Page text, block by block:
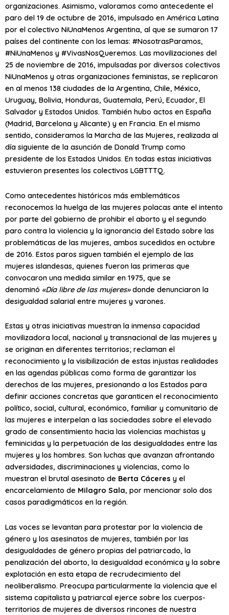
organizaciones. Asimismo, valoramos como antecedente el
paro del 19 de octubre de 2016, impulsado en América Latina
por el colectivo NiUnaMenos Argentina, al que se sumaron 17
países del continente con los lemas: #NosotrasParamos,
#NiUnaMenos y #VivasNosQueremos. Las movilizaciones del
25 de noviembre de 2016, impulsadas por diversos colectivos
NiUnaMenos y otras organizaciones feministas, se replicaron
en al menos 138 ciudades de la Argentina, Chile, México,
Uruguay, Bolivia, Honduras, Guatemala, Perú, Ecuador, El
Salvador y Estados Unidos. También hubo actos en España
(Madrid, Barcelona y Alicante) y en Francia. En el mismo
sentido, consideramos la Marcha de las Mujeres, realizada al
día siguiente de la asunción de Donald Trump como
presidente de los Estados Unidos. En todas estas iniciativas
estuvieron presentes los colectivos LGBTTTQ.
Como antecedentes históricos más emblemáticos
reconocemos la huelga de las mujeres polacas ante el intento
por parte del gobierno de prohibir el aborto y el segundo
paro contra la violencia y la ignorancia del Estado sobre las
problemáticas de las mujeres, ambos sucedidos en octubre
de 2016. Estos paros siguen también el ejemplo de las
mujeres islandesas, quienes fueron las primeras que
convocaron una medida similar en 1975, que se
denominó «Día libre de las mujeres»donde denunciaron la
desigualdad salarial entre mujeres y varones.
Estas y otras iniciativas muestran la inmensa capacidad
movilizadora local, nacional y transnacional de las mujeres y
se originan en diferentes territorios; reclaman el
reconocimiento y la visibilización de estas injustas realidades
en las agendas públicas como forma de garantizar los
derechos de las mujeres, presionando a los Estados para
definir acciones concretas que garanticen el reconocimiento
político, social, cultural, económico, familiar y comunitario de
las mujeres e interpelan a las sociedades sobre el elevado
grado de consentimiento hacia las violencias machistas y
feminicidas y la perpetuación de las desigualdades entre las
mujeres y los hombres. Son luchas que avanzan afrontando
adversidades, discriminaciones y violencias, como lo
muestran el brutal asesinato de Berta Cáceres y el
encarcelamiento de Milagro Sala, por mencionar solo dos
casos paradigmáticos en la región.
Las voces se levantan para protestar por la violencia de
género y los asesinatos de mujeres, también por las
desigualdades de género propias del patriarcado, la
penalización del aborto, la desigualdad económica y la sobre
explotación en esta etapa de recrudecimiento del
neoliberalismo. Preocupa particularmente la violencia que el
sistema capitalista y patriarcal ejerce sobre los cuerpos-
territorios de mujeres de diversos rincones de nuestra